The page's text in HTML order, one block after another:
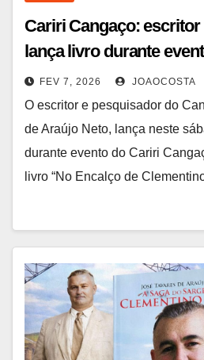
Cariri Cangaço:
lança livro durante
FEV 7, 2026 JOAOCOSTA
O escritor e pesquisador do
de Araújo Neto, lança neste
durante evento do Cariri
livro “No Encalço de